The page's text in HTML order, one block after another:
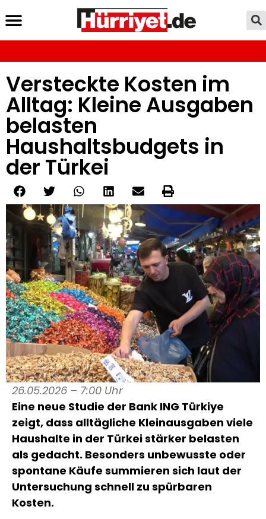
Versteckte Kosten im
Alltag: Kleine Ausgaben
belasten
Haushaltsbudgets in
der Türkei
26.05.2026 – 7:00 Uhr
Eine neue Studie der Bank ING Türkiye
zeigt, dass alltägliche Kleinausgaben viele
Haushalte in der Türkei stärker belasten
als gedacht. Besonders unbewusste oder
spontane Käufe summieren sich laut der
Untersuchung schnell zu spürbaren
Kosten.